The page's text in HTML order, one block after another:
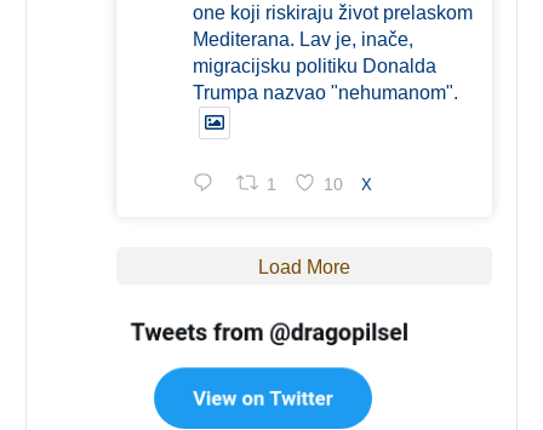
one koji riskiraju život prelaskom
Mediterana. Lav je, inače,
migracijsku politiku Donalda
Trumpa nazvao "nehumanom".
1 10 X
Load More